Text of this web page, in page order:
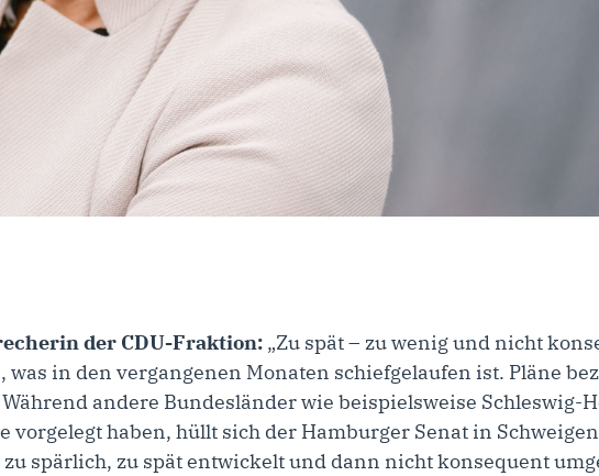
der CDU-Fraktion: „Zu spät – zu wenig und nicht
in den vergangenen Monaten schiefgelaufen ist. Pläne
andere Bundesländer wie beispielsweise Schleswig-
haben, hüllt sich der Hamburger Senat in
spärlich, zu spät entwickelt und dann nicht konsequent